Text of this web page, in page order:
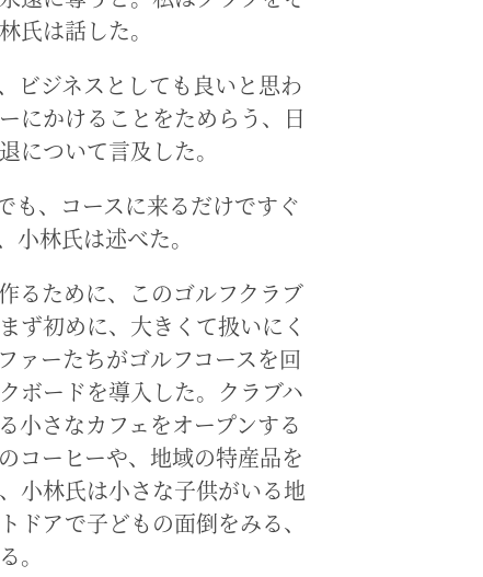
氏は話した。
ビジネスとしても良いと思わ
にかけることをためらう、日
について言及した。
も、コースに来るだけですぐ
林氏は述べた。
るために、このゴルフクラブ
ず初めに、大きくて扱いにく
ァーたちがゴルフコースを回
ボードを導入した。クラブハ
小さなカフェをオープンする
コーヒーや、地域の特産品を
小林氏は小さな子供がいる地
アで子どもの面倒をみる、
。